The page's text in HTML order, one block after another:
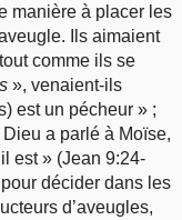
manière à placer les
Ils aimaient
comme ils se
», venaient-ils
est un pécheur » ;
a parlé à Moïse,
il est » (Jean 9:24-
décider dans les
d’aveugles,